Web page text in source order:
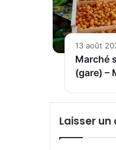
13 août
Marché
(gare) –
Laisser